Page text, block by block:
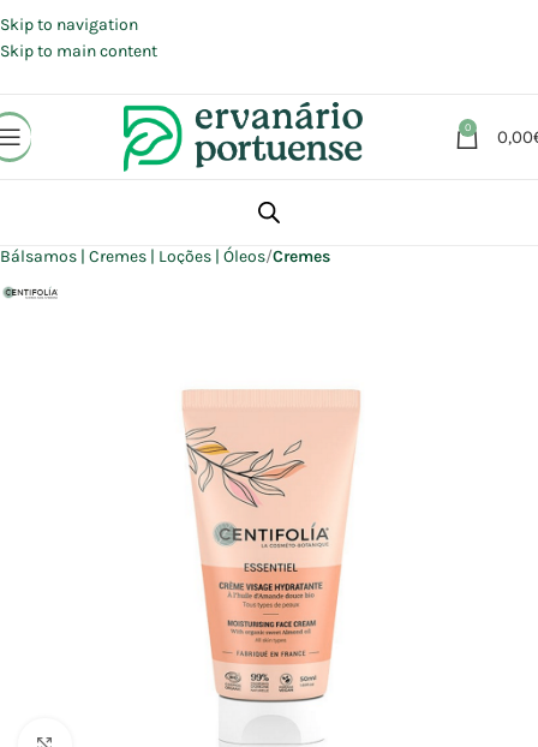
Skip to navigation
Skip to main content
0 0,00
Beleza | Cosmética | Higiene
Bálsamos | Cremes | Loções | Óleos Cremes